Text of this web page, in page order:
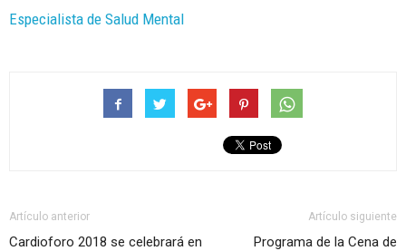
Especialista de Salud Mental
Artículo anterior
Cardioforo 2018 se celebrará en
Artículo siguiente
Programa de la Cena de